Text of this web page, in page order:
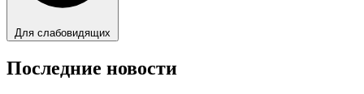
Для слабовидящих
Последние новости